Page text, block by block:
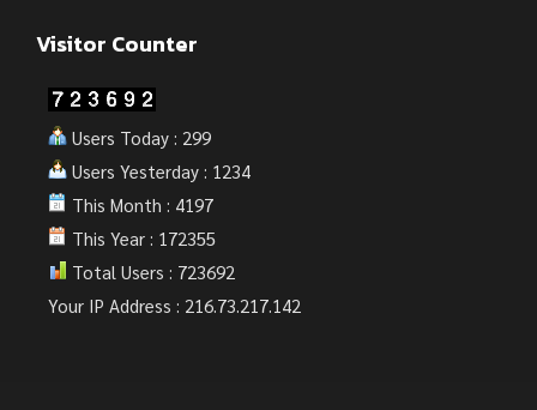
Visitor Counter
Users Today : 299
Users Yesterday : 1234
This Month : 4197
This Year : 172355
Total Users : 723692
Your IP Address : 216.73.217.142